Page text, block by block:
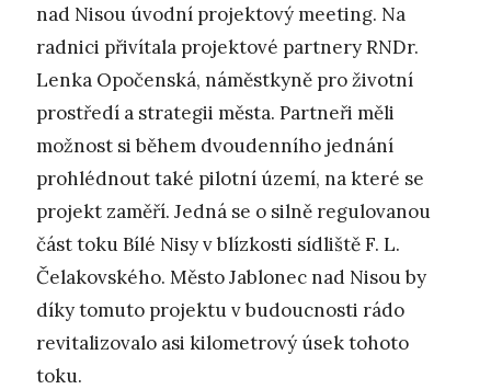
nad Nisou úvodní projektový meeting. Na
radnici přivítala projektové partnery RNDr.
Lenka Opočenská, náměstkyně pro životní
prostředí a strategii města. Partneři měli
možnost si během dvoudenního jednání
prohlédnout také pilotní území, na které se
projekt zaměří. Jedná se o silně regulovanou
část toku Bílé Nisy v blízkosti sídliště F. L.
Čelakovského. Město Jablonec nad Nisou by
díky tomuto projektu v budoucnosti rádo
revitalizovalo asi kilometrový úsek tohoto
toku.